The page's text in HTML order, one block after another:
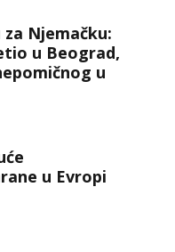
Njemačku:
u Beograd,
u
u Evropi